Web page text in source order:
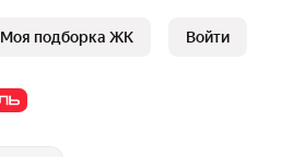
Моя подборка ЖК Войти